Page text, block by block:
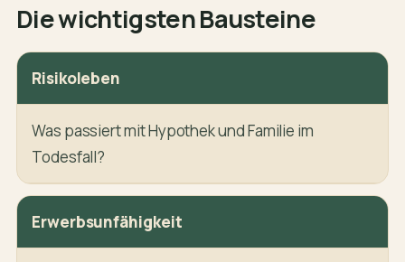
Die wichtigsten Bausteine
Risikoleben
Was passiert mit Hypothek und Familie im
Todesfall?
Erwerbsunfähigkeit